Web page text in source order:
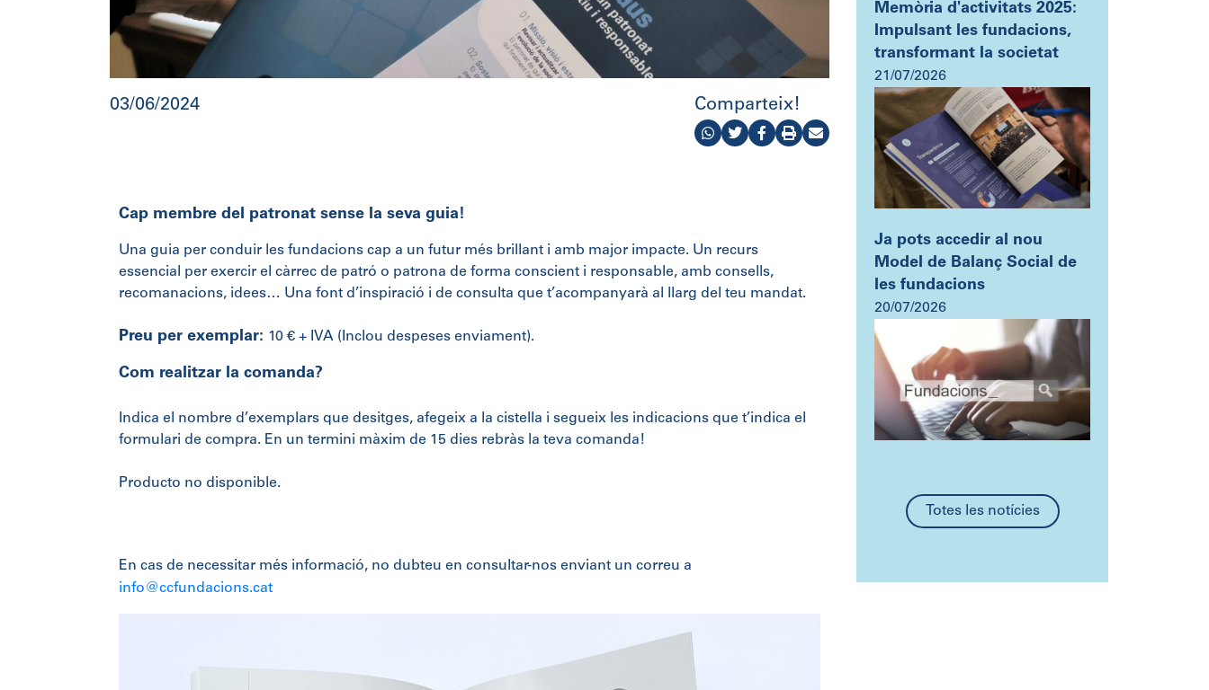
03/06/2024 Comparteix!
Cap membre del patronat sense la seva guia!
Una guia per conduir les fundacions cap a un futur més brillant i amb major impacte. Un recurs
essencial per exercir el càrrec de patró o patrona de forma conscient i responsable, amb consells,
recomanacions, idees… Una font d’inspiració i de consulta que t’acompanyarà al llarg del teu mandat.
Preu per exemplar: 10 € + IVA (Inclou despeses enviament).
Com realitzar la comanda?
Indica el nombre d’exemplars que desitges, afegeix a la cistella i segueix les indicacions que t’indica el
formulari de compra. En un termini màxim de 15 dies rebràs la teva comanda!
Producto no disponible.
En cas de necessitar més informació, no dubteu en consultar-nos enviant un correu a
info@ccfundacions.cat
Memòria d'activitats 2025:
Impulsant les fundacions,
transformant la societat
21/07/2026
Ja pots accedir al nou
Model de Balanç Social de
les fundacions
20/07/2026
Totes les notícies